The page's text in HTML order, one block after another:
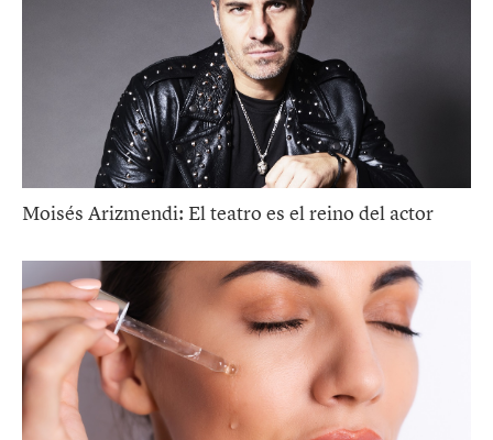
Moisés Arizmendi: El teatro es el reino del actor